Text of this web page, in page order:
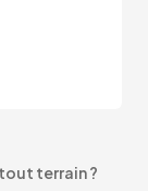
terrain ?